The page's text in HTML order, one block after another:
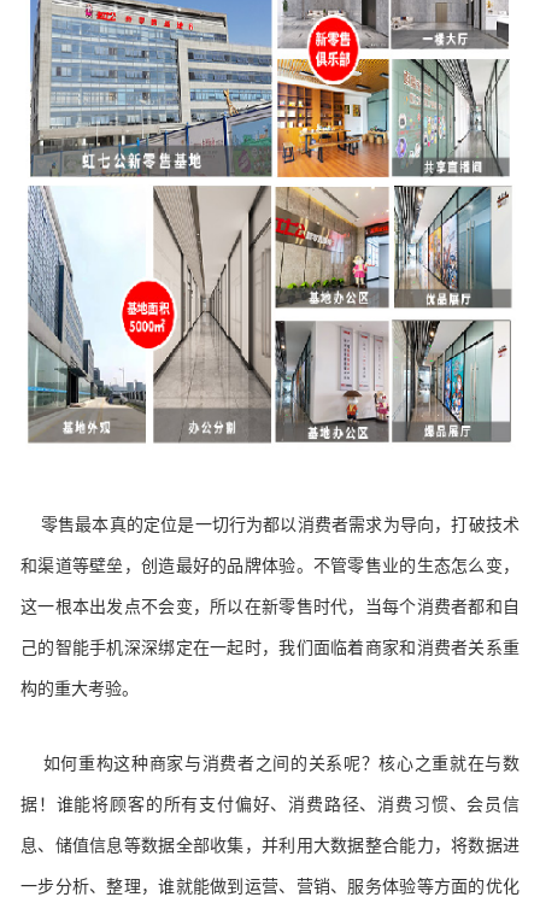
零售最本真的定位是一切行为都以消费者需求为导向，打破技术
和渠道等壁垒，创造最好的品牌体验。 不管零售业的生态怎么变，
这一根本出发点不会变，所以在新零售时代，当每个消费者都和自
己的智能手机深深绑定在一起时，我们面临着商家和消费者关系重
构的重大考验。
如何重构这种商家与消费者之间的关系呢？核心之重就在与数
据！谁能将顾客的所有支付偏好、消费路径、消费习惯、会员信
息、储值信息等数据全部收集，并利用大数据整合能力，将数据进
一步分析、整理，谁就能做到运营、营销、服务体验等方面的优化